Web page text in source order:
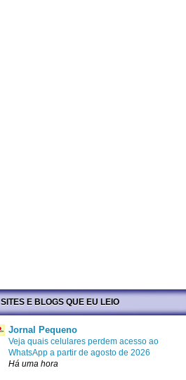
SITES E BLOGS QUE EU LEIO
Jornal Pequeno
Veja quais celulares perdem acesso ao
WhatsApp a partir de agosto de 2026
Há uma hora